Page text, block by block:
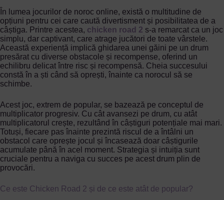
În lumea jocurilor de noroc online, există o multitudine de
opțiuni pentru cei care caută divertisment și posibilitatea de a
câștiga. Printre acestea, chicken road 2 s-a remarcat ca un joc
simplu, dar captivant, care atrage jucători de toate vârstele.
Această experiență implică ghidarea unei găini pe un drum
presărat cu diverse obstacole și recompense, oferind un
echilibru delicat între risc și recompensă. Cheia succesului
constă în a ști când să oprești, înainte ca norocul să se
schimbe.
Acest joc, extrem de popular, se bazează pe conceptul de
multiplicator progresiv. Cu cât avansezi pe drum, cu atât
multiplicatorul crește, rezultând în câștiguri potențiale mai mari.
Totuși, fiecare pas înainte prezintă riscul de a întâlni un
obstacol care oprește jocul și încasează doar câștigurile
acumulate până în acel moment. Strategia și intuiția sunt
cruciale pentru a naviga cu succes pe acest drum plin de
provocări.
Ce este Chicken Road 2 și de ce este atât de popular?